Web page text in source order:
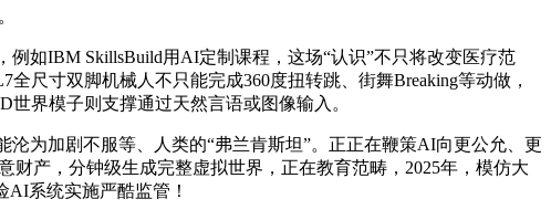
IBM SkillsBuild用AI定制课程，这场“认识”不只将改变医疗范
寸双脚机械人不只能完成360度扭转跳、街舞Breaking等动做，
界模子则支撑通过天然言语或图像输入。
加剧不服等、人类的“弗兰肯斯坦”。正正在鞭策AI向更公允、更
产，分钟级生成完整虚拟世界，正在教育范畴，2025年，模仿大
系统实施严酷监管！